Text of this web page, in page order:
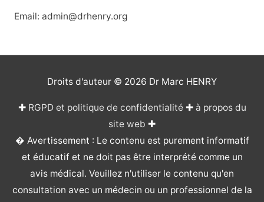
Email: admin@drhenry.org
Droits d'auteur © 2026 Dr Marc HENRY
✚ RGPD et politique de confidentialité✚ à propos du
site web ✚
� Avertissement : Le contenu est purement informatif
et éducatif et ne doit pas être interprété comme un
avis médical. Veuillez n'utiliser le contenu qu'en
consultation avec un médecin ou un professionnel de la